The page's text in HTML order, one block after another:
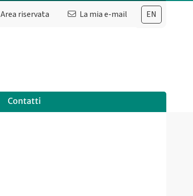
EN
Area riservata La mia e-mail
Contatti